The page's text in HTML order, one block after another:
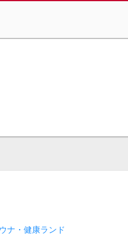
ナ・健康ランド